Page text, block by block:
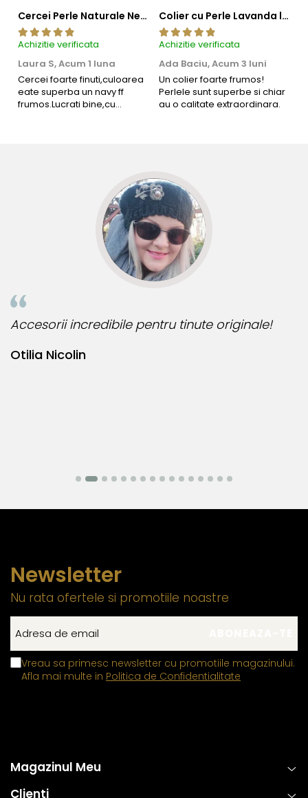
Cercei Perle Naturale Negre 5-6 mm, Buton AAA, Aur 14K (aur 585), Tip Șurub | KASKADDA®
Achizitie verificata
Laura S,Acum 1 luna
Cercei foarte finuti,culoarea
eate superba un navy ff
frumos.Lucrati bine,cu
Colier cu Perle Lavanda la Baza Gatului, de 4-5 mm, Perle Rare, Calitate AAA+, Aur 14K | KASKADDA®
Achizitie verificata
Ada Baciu,Acum 3 luni
Un colier foarte frumos!
Perlele sunt superbe si chiar
au o calitate extraordinara.
Otilia Nicolin
Accesorii incredibile pentru tinute originale!
Newsletter
Nu rata ofertele si promotiile noastre
Vreau sa primesc newsletter cu promotiile magazinului.
Afla mai multe in Politica de Confidentialitate
Magazinul Meu
Clienti